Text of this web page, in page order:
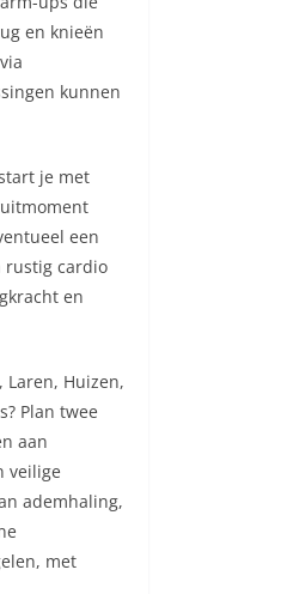
en knieën
kunnen
je met
een
rustig cardio
en
Laren, Huizen,
Plan twee
aan
veilige
ademhaling,
met